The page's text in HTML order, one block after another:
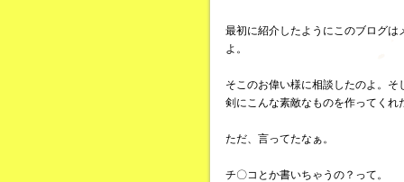
最初に紹介したようにこのブログ
よ。
そこのお偉い様に相談したのよ。そ
剣にこんな素敵なものを作ってくれ
ただ、言ってたなぁ。
チ〇コとか書いちゃうの？って。